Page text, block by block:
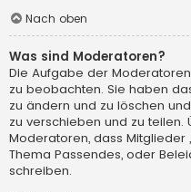
Nach oben
Was sind Moderatoren?
Die Aufgabe der
zu beobachten. Sie haben
zu ändern und zu löschen
zu verschieben und zu teilen.
Moderatoren, dass Mitglieder
Thema Passendes, oder
schreiben.